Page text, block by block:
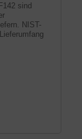
sind
NIST-